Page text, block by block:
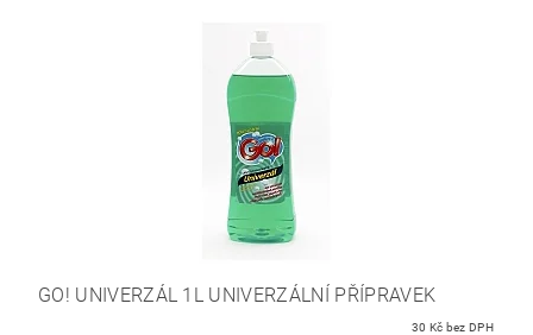
GO! UNIVERZÁL 1L UNIVERZÁLNÍ PŘÍPRAVEK
30 Kč bez DPH